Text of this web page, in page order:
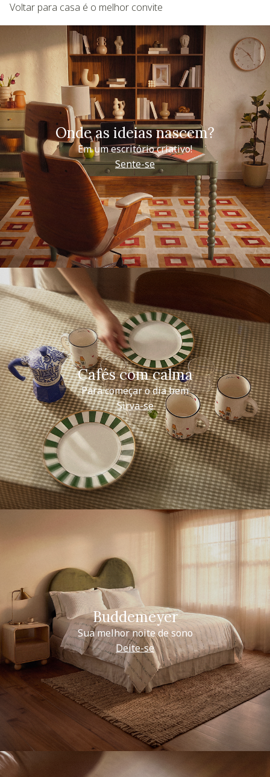
Voltar para casa é o melhor convite
Onde as ideias nascem?
Em um escritório criativo!
Sente-se
Cafés com calma
Para começar o dia bem
Sirva-se
Buddemeyer
Sua melhor noite de sono
Deite-se